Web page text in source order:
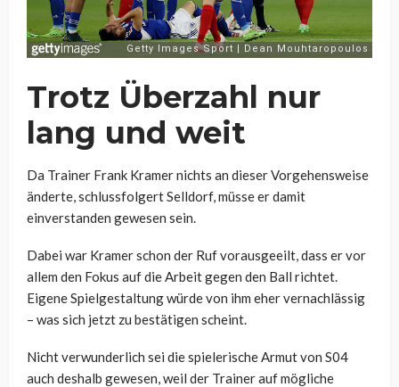
Trotz Überzahl nur
lang und weit
Da Trainer Frank Kramer nichts an dieser Vorgehensweise
änderte, schlussfolgert Selldorf, müsse er damit
einverstanden gewesen sein.
Dabei war Kramer schon der Ruf vorausgeeilt, dass er vor
allem den Fokus auf die Arbeit gegen den Ball richtet.
Eigene Spielgestaltung würde von ihm eher vernachlässig
– was sich jetzt zu bestätigen scheint.
Nicht verwunderlich sei die spielerische Armut von S04
auch deshalb gewesen, weil der Trainer auf mögliche